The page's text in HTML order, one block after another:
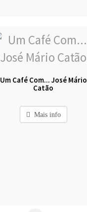
Um Café Com... José Mário
Catão
Mais info